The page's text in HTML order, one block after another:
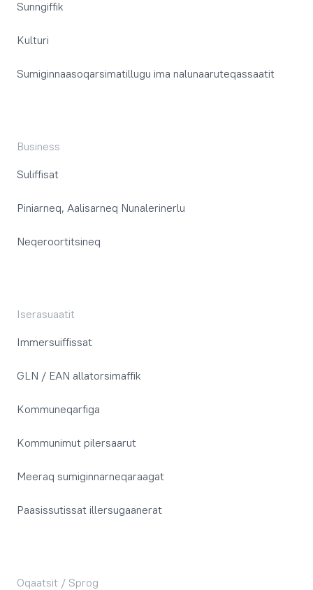
Sunngiffik
Kulturi
Sumiginnaasoqarsimatillugu ima nalunaaruteqassaatit
Business
Suliffisat
Piniarneq, Aalisarneq Nunalerinerlu
Neqeroortitsineq
Iserasuaatit
Immersuiffissat
GLN / EAN allatorsimaffik
Kommuneqarfiga
Kommunimut pilersaarut
Meeraq sumiginnarneqaraagat
Paasissutissat illersugaanerat
Oqaatsit / Sprog